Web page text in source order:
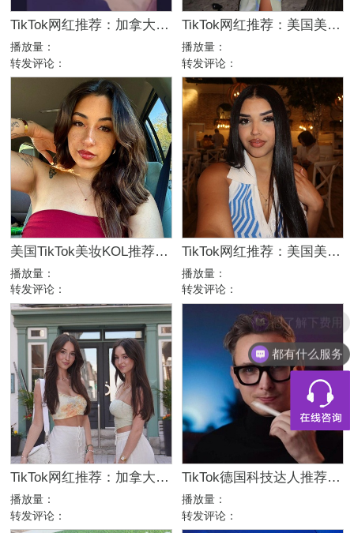
TikTok网红推荐：加拿大舞蹈娱乐kol达人
播放量：
转发评论：
TikTok网红推荐：美国美女日常博主，高互动舞蹈服饰达人合作
播放量：
转发评论：
美国TikTok美妆KOL推荐：5万粉高互动美女日常博主
播放量：
转发评论：
TikTok网红推荐：美国美女美妆时尚达人合作博主
播放量：
转发评论：
TikTok网红推荐：加拿大高互动双胞胎博主，77万粉生活方式达人合作
播放量：
转发评论：
TikTok德国科技达人推荐：18万粉消费电子产品硬核测评博主
播放量：
转发评论：
都有什么服务